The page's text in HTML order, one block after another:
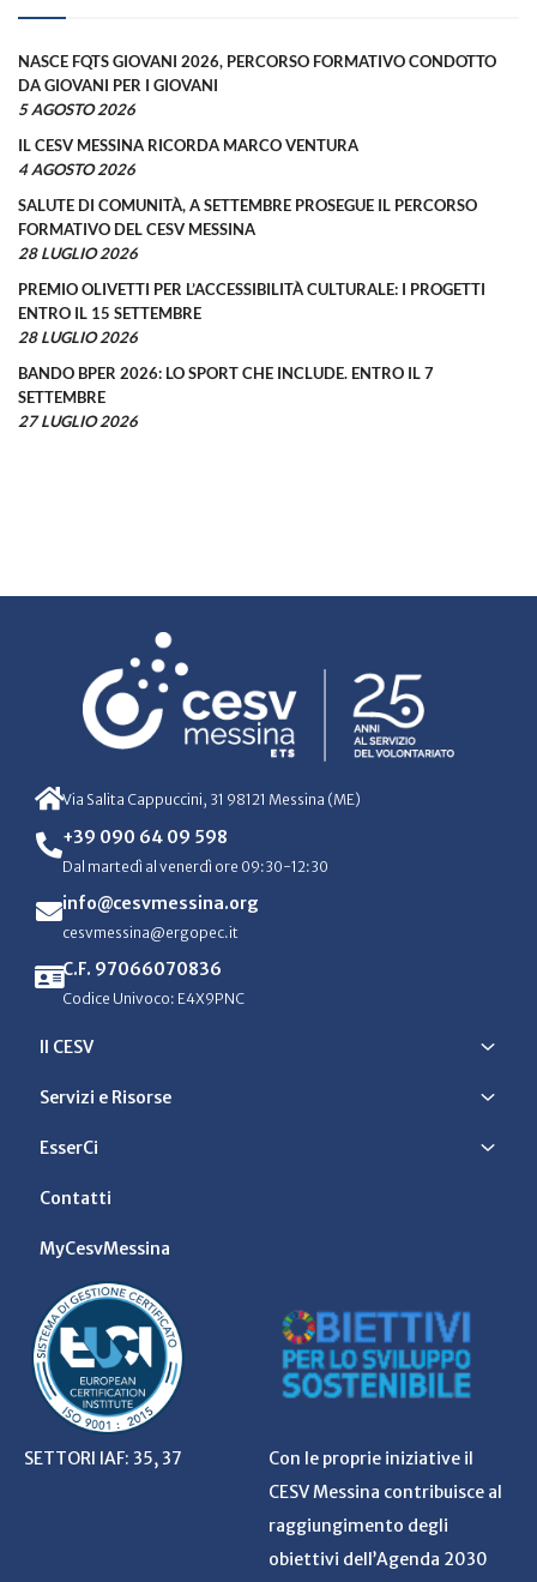
NASCE FQTS GIOVANI 2026, PERCORSO FORMATIVO CONDOTTO
DA GIOVANI PER I GIOVANI
5 AGOSTO 2026
IL CESV MESSINA RICORDA MARCO VENTURA
4 AGOSTO 2026
SALUTE DI COMUNITÀ, A SETTEMBRE PROSEGUE IL PERCORSO
FORMATIVO DEL CESV MESSINA
28 LUGLIO 2026
PREMIO OLIVETTI PER L’ACCESSIBILITÀ CULTURALE: I PROGETTI
ENTRO IL 15 SETTEMBRE
28 LUGLIO 2026
BANDO BPER 2026: LO SPORT CHE INCLUDE. ENTRO IL 7
SETTEMBRE
27 LUGLIO 2026
Via Salita Cappuccini, 31 98121 Messina (ME)
+39 090 64 09 598
Dal martedì al venerdì ore 09:30-12:30
info@cesvmessina.org
cesvmessina@ergopec.it
C.F. 97066070836
Codice Univoco: E4X9PNC
Il CESV
Servizi e Risorse
EsserCi
Contatti
MyCesvMessina
SETTORI IAF: 35, 37
Con le proprie iniziative il
CESV Messina contribuisce al
raggiungimento degli
obiettivi dell’Agenda 2030